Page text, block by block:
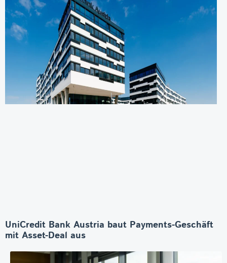
UniCredit Bank Austria baut Payments-Geschäft
mit Asset-Deal aus